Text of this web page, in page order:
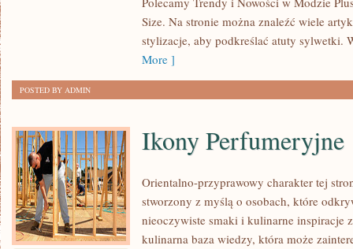
Size. Na stronie można znaleźć wiele
stylizacje, aby podkreślać atuty sylwetki.
More ]
POSTED BY ADMIN
Ikony Perfumeryjne
Orientalno-przyprawowy charakter tej
stworzony z myślą o osobach, które
nieoczywiste smaki i kulinarne inspiracje
kulinarna baza wiedzy, która może